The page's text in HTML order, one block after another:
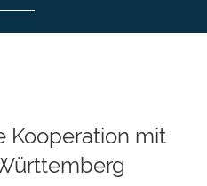
Kooperation mit